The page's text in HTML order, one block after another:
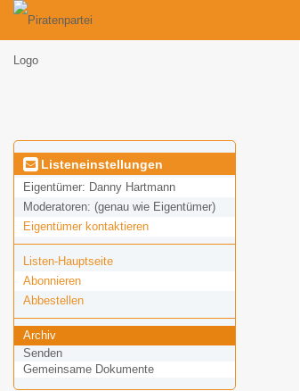
Listeneinstellungen
Eigentümer: Danny Hartmann
Moderatoren: (genau wie Eigentümer)
Eigentümer kontaktieren
Listen-Hauptseite
Abonnieren
Abbestellen
Archiv
Senden
Gemeinsame Dokumente